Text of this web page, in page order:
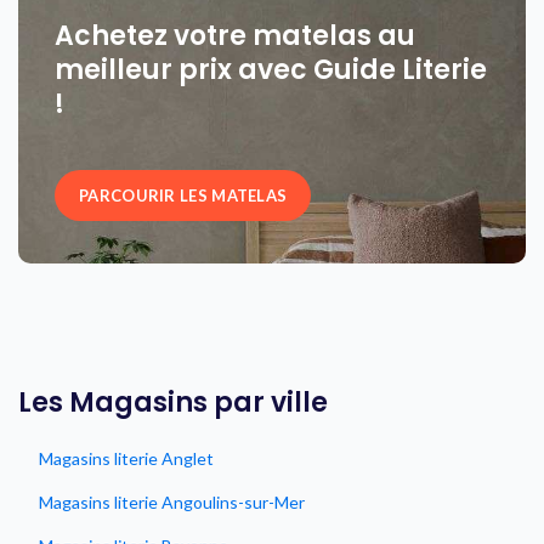
Achetez votre matelas au
meilleur prix avec Guide Literie
!
PARCOURIR LES MATELAS
Les Magasins par ville
Magasins literie Anglet
Magasins literie Angoulins-sur-Mer